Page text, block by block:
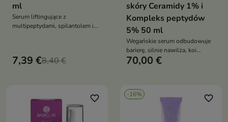
ml
Serum liftingujące z
multipeptydami, spilantolem i
7,39 €8,40 €
skóry Ceramidy 1% i
Kompleks peptydów
5% 50 ml
Wegańskie serum odbudowuje
barierę, silnie nawilża, koi
podrażnienia i poprawia
70,00 €
favorite_border -16% favorite_border